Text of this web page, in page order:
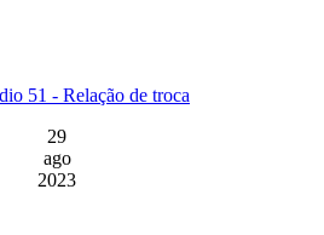
51 - Relação de troca
29
ago
2023